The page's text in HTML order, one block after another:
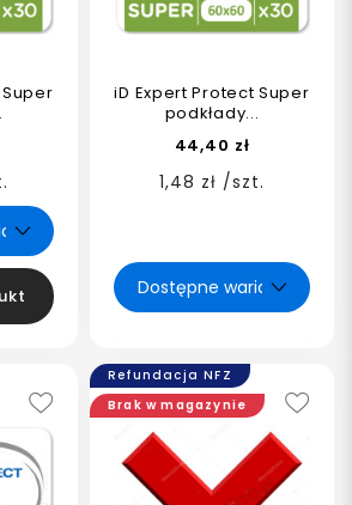
iD Expert Protect Super
podkłady...
44,40 zł
1,48 zł /szt.
Refundacja NFZ
Brak w magazynie